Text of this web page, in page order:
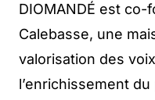
DIOMANDÉ est
Calebasse, une
valorisation des
l’enrichissement